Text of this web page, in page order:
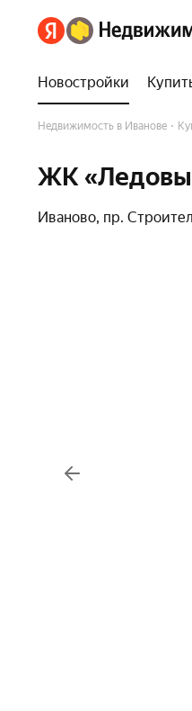
Новостройки
Недвижимость в Иванове
ЖК
Иваново, пр.